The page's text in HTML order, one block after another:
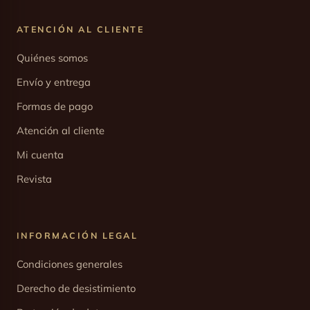
ATENCIÓN AL CLIENTE
Quiénes somos
Envío y entrega
Formas de pago
Atención al cliente
Mi cuenta
Revista
INFORMACIÓN LEGAL
Condiciones generales
Derecho de desistimiento